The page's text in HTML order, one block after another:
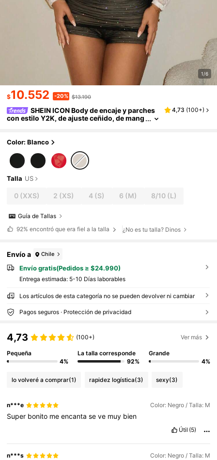
1/6
$10.552 -20% $13.190
SHEIN ICON Body de encaje y parches
con estilo Y2K, de ajuste ceñido, de mang
4,73 (100+)
Color: Blanco
Talla US
0(XXS) 2 (XS) 4 (S) 6 (M) 8/10 (L)
Guía de Tallas
92% encontró que era fiel a la talla ¿No es tu talla? Dinos
Envío a Chile
Envío gratis(Pedidos ≥ $24.990)
Entrega estimada: 5-10 Días laborables
Los artículos de esta categoría no se pueden devolver ni cambiar
Pagos seguros · Protección de privacidad
4,73 (100+) Ver más
Pequeña
4%
La talla corresponde
92%
Grande
4%
lo volveré a comprar(1) rapidez logística(3) sexy(3)
n***e Color: Negro / Talla: M
Super bonito meencantaseve muy bien
Útil (5)
n***s Color: Negro / Talla: M